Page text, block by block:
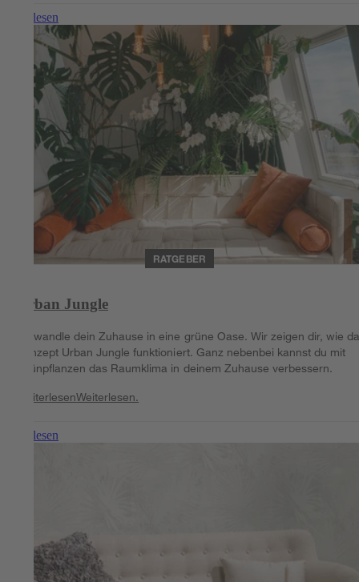
Weiterlesen
RATGEBER
Urban Jungle
Verwandle dein Zuhause in eine grüne Oase. Wir zeigen dir, wie
Konzept Urban Jungle funktioniert. Ganz nebenbei kannst du mit
Grünpflanzen das Raumklima in deinem Zuhause verbessern.
WeiterlesenWeiterlesen.
Weiterlesen